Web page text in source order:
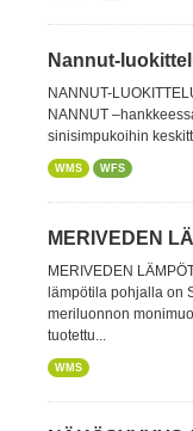
Nannut-
NANNUT-
NANNUT
sinisimpukoihin
WMS WFS
MERIVEDEN
MERIVEDEN
lämpötila pohjalla on
meriluonnon
tuotettu...
WMS